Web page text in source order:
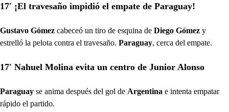
17′ ¡El travesaño impidió el empate de Paraguay!
Gustavo Gómez cabeceó un tiro de esquina de Diego Gómez y
estrelló la pelota contra el travesaño. Paraguay, cerca del empate.
17′ Nahuel Molina evita un centro de Junior Alonso
Paraguay se anima después del gol de Argentina e intenta empatar
rápido el partido.